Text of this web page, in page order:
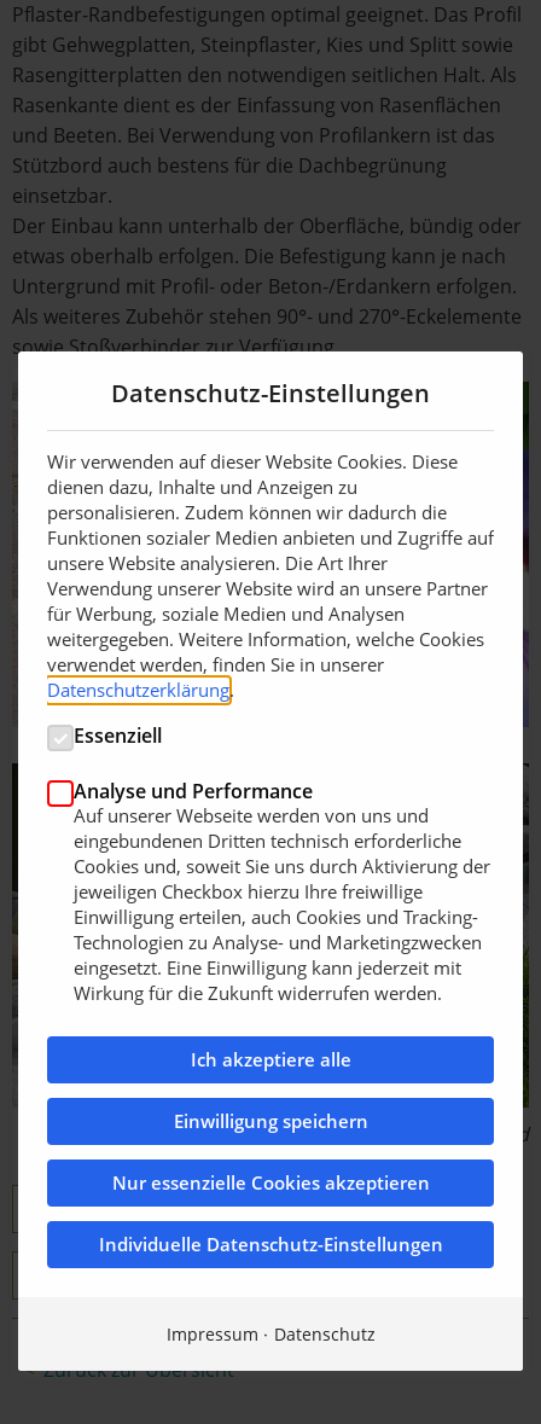
Pflaster-Randbefestigungen optimal geeignet. Das Profil
gibt Gehwegplatten, Steinpflaster, Kies und Splitt sowie
Rasengitterplatten den notwendigen seitlichen Halt. Als
Rasenkante dient es der Einfassung von Rasenflächen
und Beeten. Bei Verwendung von Profilankern ist das
Stützbord auch bestens für die Dachbegrünung
einsetzbar.
Der Einbau kann unterhalb der Oberfläche, bündig oder
etwas oberhalb erfolgen. Die Befestigung kann je nach
Untergrund mit Profil- oder Beton-/Erdankern erfolgen.
Als weiteres Zubehör stehen 90°- und 270°-Eckelemente
sowie Stoßverbinder zur Verfügung.
Bildquelle: Sachsenband
Sachsenband Metalltechnik GmbH
Viaflex® Limaflex®
Zurück zur Übersicht
Datenschutz-Einstellungen
Wir verwenden auf dieser Website Cookies. Diese
dienen dazu, Inhalte und Anzeigen zu
personalisieren. Zudem können wir dadurch die
Funktionen sozialer Medien anbieten und Zugriffe auf
unsere Website analysieren. Die Art Ihrer
Verwendung unserer Website wird an unsere Partner
für Werbung, soziale Medien und Analysen
weitergegeben. Weitere Information, welche Cookies
verwendet werden, finden Sie in unserer
Datenschutzerklärung.
Essenziell
Analyse und Performance
Auf unserer Webseite werden von uns und
eingebundenen Dritten technisch erforderliche
Cookies und, soweit Sie uns durch Aktivierung der
jeweiligen Checkbox hierzu Ihre freiwillige
Einwilligung erteilen, auch Cookies und Tracking-
Technologien zu Analyse- und Marketingzwecken
eingesetzt. Eine Einwilligung kann jederzeit mit
Wirkung für die Zukunft widerrufen werden.
Ich akzeptiere alle
Einwilligung speichern
Nur essenzielle Cookies akzeptieren
Individuelle Datenschutz-Einstellungen
Impressum Datenschutz